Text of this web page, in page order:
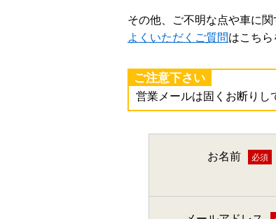
その他、ご不明な点や車に
よくいただくご質問はこちら
ご注意下さい
営業メールは固くお断りし
お名前 必須